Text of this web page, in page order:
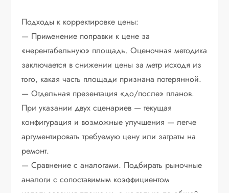
Подходы к корректировке цены:
— Применение поправки к цене за
«нерентабельную» площадь. Оценочная методика
заключается в снижении цены за метр исходя из
того, какая часть площади признана потерянной.
— Отдельная презентация «до/после» планов.
При указании двух сценариев — текущая
конфигурация и возможные улучшения — легче
аргументировать требуемую цену или затраты на
ремонт.
— Сравнение с аналогами. Подбирать рыночные
аналоги с сопоставимым коэффициентом